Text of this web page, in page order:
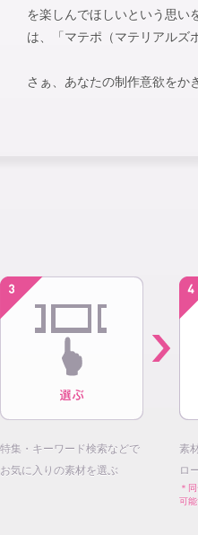
を楽しんでほしいという思い
は、「マテポ（マテリアルズ
さぁ、あなたの制作意欲をか
特集・キーワード検索などで
お気に入りの素材を選ぶ
素
ロ
＊
可